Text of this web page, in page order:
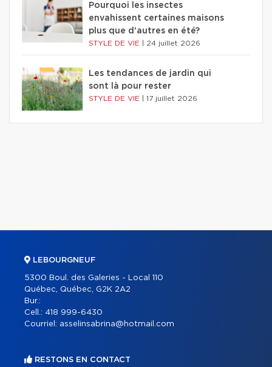
Pourquoi les insectes
envahissent certaines maisons
plus que d'autres en été?
STYLE DE VIE 24 juillet 2026
Les tendances de jardin qui
sont là pour rester
STYLE DE VIE 17 juillet 2026
LEBOURGNEUF
5300 Boul. des Galeries - Local 110
Québec, Québec, G2K 2A2
Bur.:
Cell.: 418 999-6430
Courriel: asselinsabrina@hotmail.com
RESTONS EN CONTACT